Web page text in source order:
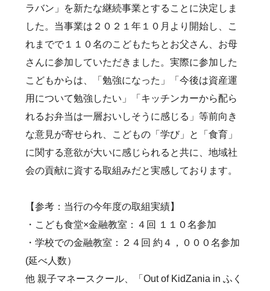
ラバン」を新たな継続事業とすることに決定しま
した。当事業は２０２１年１０月より開始し、こ
れまでで１１０名のこどもたちとお父さん、お母
さんに参加していただきました。実際に参加した
こどもからは、「勉強になった」「今後は資産運
用について勉強したい」「キッチンカーから配ら
れるお弁当は一層おいしそうに感じる」等前向き
な意見が寄せられ、こどもの「学び」と「食育」
に関する意欲が大いに感じられると共に、地域社
会の貢献に資する取組みだと実感しております。
【参考：当行の今年度の取組実績】
・こども食堂×金融教室：４回 １１０名参加
・学校での金融教室：２４回 約４，０００名参加
(延べ人数）
他 親子マネースクール、「Out of KidZania in ふく